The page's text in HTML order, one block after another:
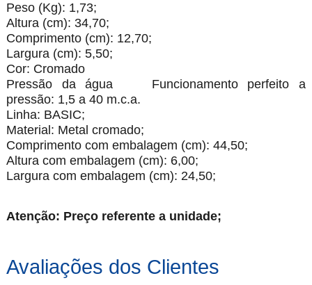
Peso (Kg): 1,73;
Altura (cm): 34,70;
Comprimento (cm): 12,70;
Largura (cm): 5,50;
Cor: Cromado
Pressão da água Funcionamento perfeito a
pressão: 1,5 a 40 m.c.a.
Linha: BASIC;
Material: Metal cromado;
Comprimento com embalagem (cm): 44,50;
Altura com embalagem (cm): 6,00;
Largura com embalagem (cm): 24,50;
Atenção: Preço referente a unidade;
Avaliações dos Clientes